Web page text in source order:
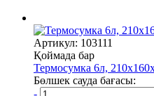
Артикул: 103111
Қоймада бар
Термосумка 6л,
Бөлшек сауда бағасы: